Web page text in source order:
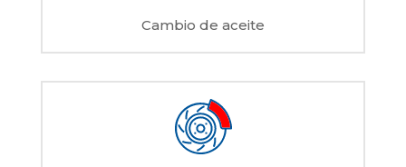
Cambio de aceite